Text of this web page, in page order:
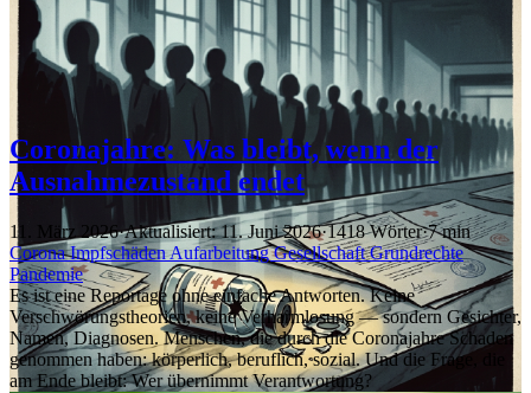
Coronajahre: Was bleibt, wenn der
Ausnahmezustand endet
11. März 2026·Aktualisiert: 11. Juni 2026·1418 Wörter·7 min
CoronaImpfschädenAufarbeitungGesellschaftGrundrechte
Pandemie
Es ist eine Reportage ohne einfache Antworten. Keine
Verschwörungstheorien, keine Verharmlosung — sondern Gesichter,
Namen, Diagnosen. Menschen, die durch die Coronajahre Schaden
genommen haben: körperlich, beruflich, sozial. Und die Frage, die
am Ende bleibt: Wer übernimmt Verantwortung?